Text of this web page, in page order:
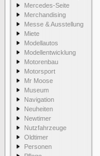
Mercedes-Seite
Merchandising
Messe & Ausstellung
Miete
Modellautos
Modellentwicklung
Motorenbau
Motorsport
Mr Moose
Museum
Navigation
Neuheiten
Newtimer
Nutzfahrzeuge
Oldtimer
Personen